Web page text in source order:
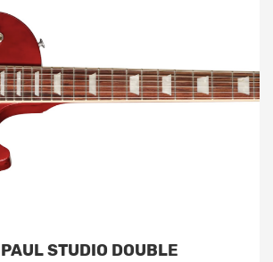
STUDIO DOUBLE